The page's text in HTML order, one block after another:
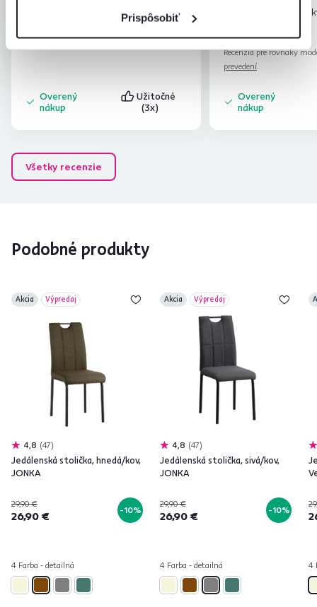
Prispôsobiť
Overený
nákup
Užitočné
(3x)
tovarom...Stoličky sú
Recenzia pre rovnaký
prevedení.
Overený
nákup
Všetky recenzie
Podobné produkty
Akcia Výpredaj
4,8 47
Jedálenská stolička, hnedá/kov,
JONKA
29,90 €
26,90 € -10%
4 Farba - detailná
Akcia Výpredaj
4,8 47
Jedálenská stolička, sivá/kov,
JONKA
29,90 €
26,90 € -10%
4 Farba - detailná 4